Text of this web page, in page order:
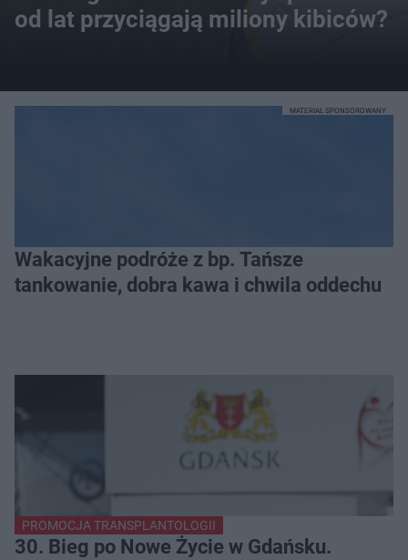
od lat przyciągają miliony kibiców?
Wakacyjne podróże z bp. Tańsze
tankowanie, dobra kawa i chwila oddechu
MATERIAŁ SPONSOROWANY
PROMOCJA TRANSPLANTOLOGII
30. Bieg po Nowe Życie w Gdańsku.